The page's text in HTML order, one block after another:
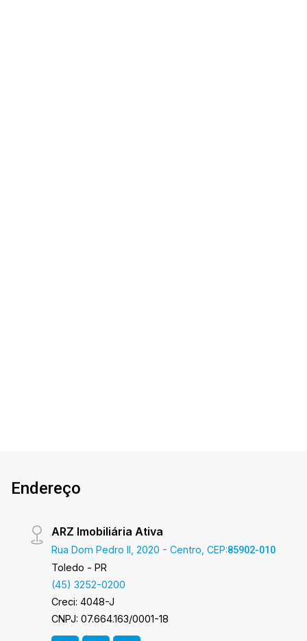
Endereço
ARZ Imobiliária Ativa
Rua Dom Pedro II, 2020 - Centro, CEP:85902-010
Toledo - PR
(45) 3252-0200
Creci: 4048-J
CNPJ: 07.664.163/0001-18